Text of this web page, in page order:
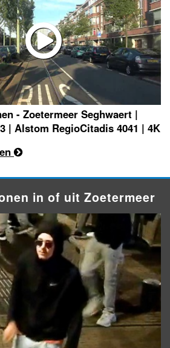
- Zoetermeer Seghwaert |
| Alstom RegioCitadis 4041 | 4K
in of uit Zoetermeer